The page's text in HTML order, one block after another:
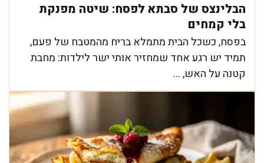
הבלינצס של סבתא לפסח: שיטה מפנקת
בלי קמחים
בפסח, כשכל הבית מתמלא בריח מהמטבח של פעם,
תמיד יש רגע אחד שמחזיר אותי ישר לילדות: מחבת
קטנה על האש, ...